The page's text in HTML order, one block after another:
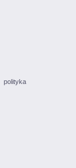
polityka